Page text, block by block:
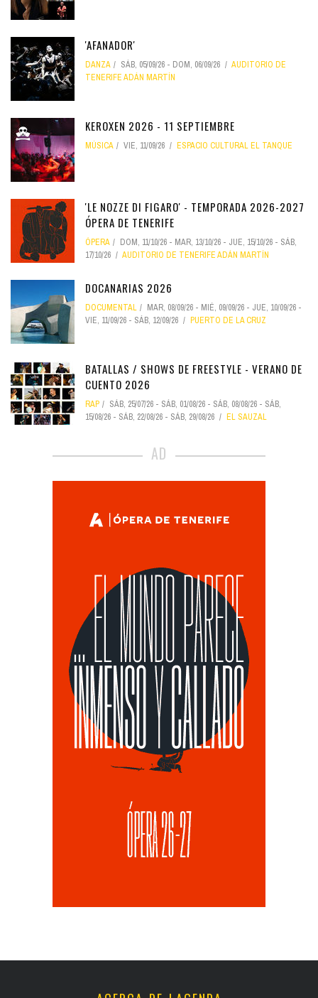
'AFANADOR'
DANZA SÁB, 05/09/26 - DOM, 06/09/26
AUDITORIO DE
TENERIFE ADÁN MARTÍN
KEROXEN 2026 - 11 SEPTIEMBRE
MÚSICA VIE, 11/09/26 ESPACIO CULTURAL EL TANQUE
'LE NOZZE DI FIGARO' - TEMPORADA 2026-2027
ÓPERA DE TENERIFE
ÓPERA DOM, 11/10/26 - MAR, 13/10/26 - JUE, 15/10/26 - SÁB,
17/10/26
AUDITORIO DE TENERIFE ADÁN MARTÍN
DOCANARIAS 2026
DOCUMENTAL MAR, 08/09/26 - MIÉ, 09/09/26 - JUE, 10/09/26 -
VIE, 11/09/26 - SÁB, 12/09/26 PUERTO DE LA CRUZ
BATALLAS / SHOWS DE FREESTYLE - VERANO DE
CUENTO 2026
RAP SÁB, 25/07/26 - SÁB, 01/08/26 - SÁB, 08/08/26 - SÁB,
15/08/26 - SÁB, 22/08/26 - SÁB, 29/08/26 EL SAUZAL
AD